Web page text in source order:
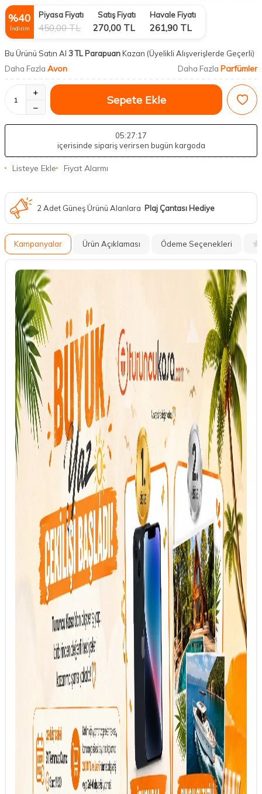
%40
İndirim
Piyasa Fiyatı
450,00TL
Satış Fiyatı
270,00 TL
Havale Fiyatı
261,90 TL
Bu Ürünü Satın Al 3 TL ParapuanKazan (Üyelikli Alışverişlerde Geçerli)
Daha Fazla Avon Daha Fazla Parfümler
Sepete Ekle
05:27:16
içerisinde sipariş verirsen bugün kargoda
Listeye Ekle Fiyat Alarmı
2 Adet Güneş Ürünü Alanlara Plaj Çantası Hediye
Kampanyalar Ürün Açıklaması Ödeme Seçenekleri